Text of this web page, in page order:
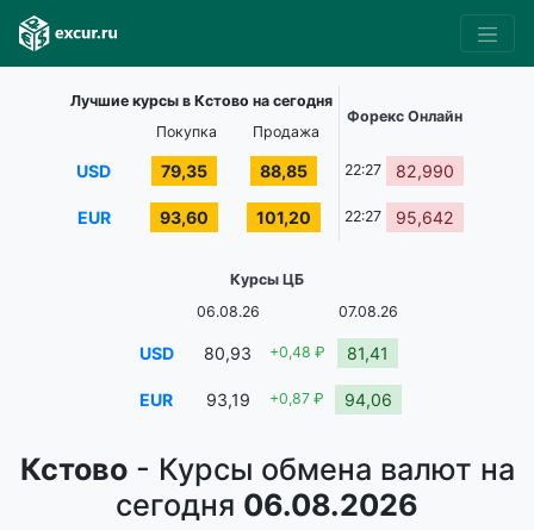
Кстово- Курсы обмена валют на
сегодня 06.08.2026
Лучшие курсы в Кстово на сегодня
Форекс Онлайн
Покупка
Продажа
USD 79,35 88,85 22:27 82,990
EUR 93,60 101,20 22:27 95,642
Курсы ЦБ
06.08.26
07.08.26
USD 80,93 +0,48 ₽ 81,41
EUR 93,19 +0,87 ₽ 94,06